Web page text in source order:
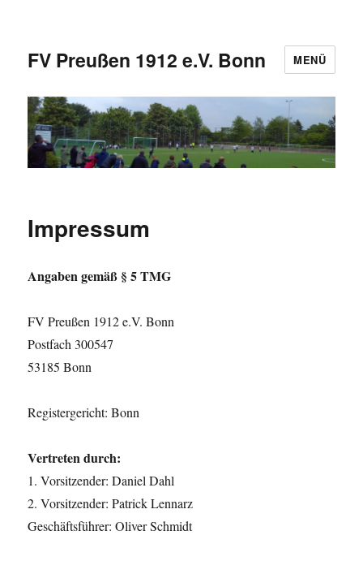
FV Preußen 1912 e.V. Bonn MENÜ
Impressum
Angaben gemäß § 5 TMG
FV Preußen 1912 e.V. Bonn
Postfach 300547
53185 Bonn
Registergericht: Bonn
Vertreten durch:
1. Vorsitzender: Daniel Dahl
2. Vorsitzender: Patrick Lennarz
Geschäftsführer: Oliver Schmidt